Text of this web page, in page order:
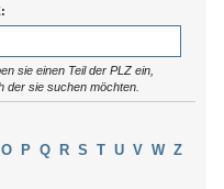
sie einen Teil der PLZ ein,
der sie suchen möchten.
O P Q R S T U V W Z